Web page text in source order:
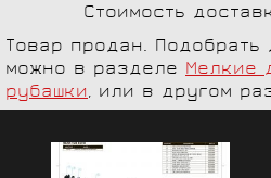
Стоимость
Товар продан. Подобрать
можно в разделе Мелкие
рубашки, или в другом